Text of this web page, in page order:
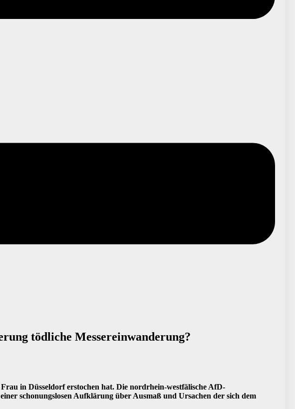
tödliche Messereinwanderung?
in Düsseldorf erstochen hat. Die nordrhein-westfälische AfD-
schonungslosen Aufklärung über Ausmaß und Ursachen der sich dem